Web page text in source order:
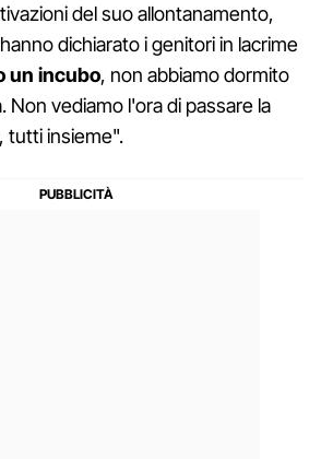
del suo allontanamento,
dichiarato i genitori in lacrime
un incubo, non abbiamo dormito
Non vediamo l'ora di passare la
tutti insieme".